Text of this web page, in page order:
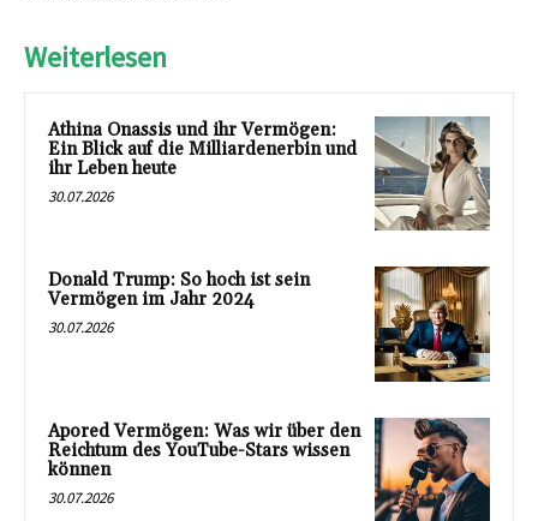
Weiterlesen
Athina Onassis und ihr Vermögen:
Ein Blick auf die Milliardenerbin und
ihr Leben heute
30.07.2026
Donald Trump: So hoch ist sein
Vermögen im Jahr 2024
30.07.2026
Apored Vermögen: Was wir über den
Reichtum des YouTube-Stars wissen
können
30.07.2026